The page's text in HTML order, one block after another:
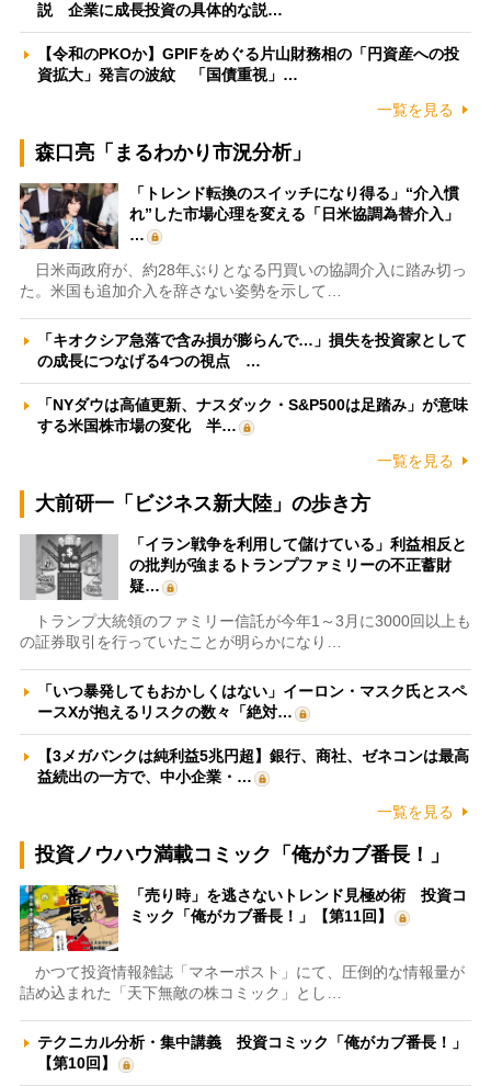
説 企業に成長投資の具体的な説…
【令和のPKOか】GPIFをめぐる片山財務相の「円資産への投
資拡大」発言の波紋 「国債重視」…
一覧を見る
森口亮「まるわかり市況分析」
「トレンド転換のスイッチになり得る」“介入慣
れ”した市場心理を変える「日米協調為替介入」
…
日米両政府が、約28年ぶりとなる円買いの協調介入に踏み切っ
た。米国も追加介入を辞さない姿勢を示して…
「キオクシア急落で含み損が膨らんで…」損失を投資家として
の成長につなげる4つの視点 …
「NYダウは高値更新、ナスダック・S&P500は足踏み」が意味
する米国株市場の変化 半…
一覧を見る
大前研一「ビジネス新大陸」の歩き方
「イラン戦争を利用して儲けている」利益相反と
の批判が強まるトランプファミリーの不正蓄財
疑…
トランプ大統領のファミリー信託が今年1～3月に3000回以上も
の証券取引を行っていたことが明らかになり…
「いつ暴発してもおかしくはない」イーロン・マスク氏とスペ
ースXが抱えるリスクの数々「絶対…
【3メガバンクは純利益5兆円超】銀行、商社、ゼネコンは最高
益続出の一方で、中小企業・…
一覧を見る
投資ノウハウ満載コミック「俺がカブ番長！」
「売り時」を逃さないトレンド見極め術 投資コ
ミック「俺がカブ番長！」【第11回】
かつて投資情報雑誌「マネーポスト」にて、圧倒的な情報量が
詰め込まれた「天下無敵の株コミック」とし…
テクニカル分析・集中講義 投資コミック「俺がカブ番長！」
【第10回】